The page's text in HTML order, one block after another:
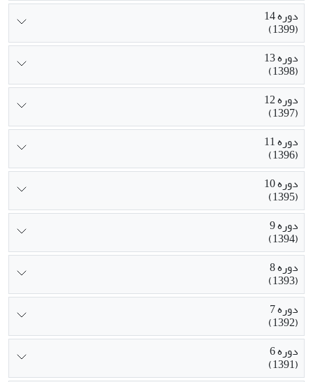
دوره 14
(1399)
دوره 13
(1398)
دوره 12
(1397)
دوره 11
(1396)
دوره 10
(1395)
دوره 9
(1394)
دوره 8
(1393)
دوره 7
(1392)
دوره 6
(1391)